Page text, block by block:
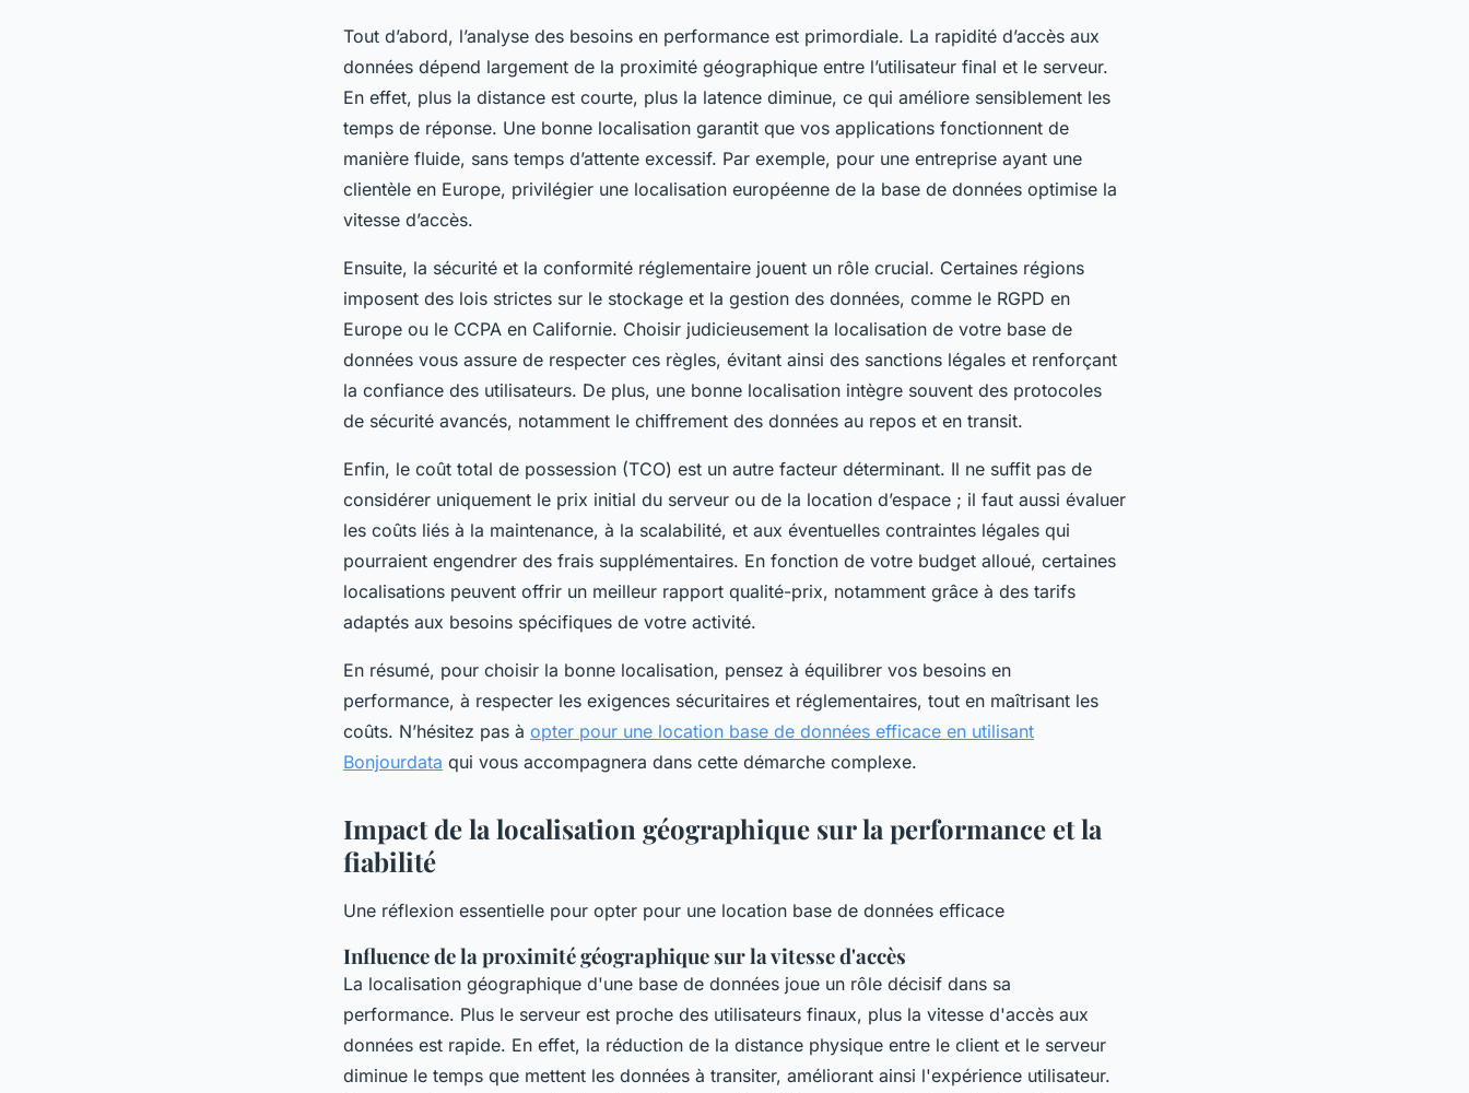
Tout d’abord, l’analyse des besoins en performance est primordiale. La rapidité d’accès aux
données dépend largement de la proximité géographique entre l’utilisateur final et le serveur.
En effet, plus la distance est courte, plus la latence diminue, ce qui améliore sensiblement les
temps de réponse. Une bonne localisation garantit que vos applications fonctionnent de
manière fluide, sans temps d’attente excessif. Par exemple, pour une entreprise ayant une
clientèle en Europe, privilégier une localisation européenne de la base de données optimise la
vitesse d’accès.
Ensuite, la sécurité et la conformité réglementaire jouent un rôle crucial. Certaines régions
imposent des lois strictes sur le stockage et la gestion des données, comme le RGPD en
Europe ou le CCPA en Californie. Choisir judicieusement la localisation de votre base de
données vous assure de respecter ces règles, évitant ainsi des sanctions légales et renforçant
la confiance des utilisateurs. De plus, une bonne localisation intègre souvent des protocoles
de sécurité avancés, notamment le chiffrement des données au repos et en transit.
Enfin, le coût total de possession (TCO) est un autre facteur déterminant. Il ne suffit pas de
considérer uniquement le prix initial du serveur ou de la location d’espace ; il faut aussi évaluer
les coûts liés à la maintenance, à la scalabilité, et aux éventuelles contraintes légales qui
pourraient engendrer des frais supplémentaires. En fonction de votre budget alloué, certaines
localisations peuvent offrir un meilleur rapport qualité-prix, notamment grâce à des tarifs
adaptés aux besoins spécifiques de votre activité.
En résumé, pour choisir la bonne localisation, pensez à équilibrer vos besoins en
performance, à respecter les exigences sécuritaires et réglementaires, tout en maîtrisant les
coûts. N’hésitez pas à opter pour une location base de données efficace en utilisant
Bonjourdata qui vous accompagnera dans cette démarche complexe.
Impact de la localisation géographique sur la performance et la
fiabilité
Une réflexion essentielle pour opter pour une location base de données efficace
Influence de la proximité géographique sur la vitesse d'accès
La localisation géographique d'une base de données joue un rôle décisif dans sa
performance. Plus le serveur est proche des utilisateurs finaux, plus la vitesse d'accès aux
données est rapide. En effet, la réduction de la distance physique entre le client et le serveur
diminue le temps que mettent les données à transiter, améliorant ainsi l'expérience utilisateur.